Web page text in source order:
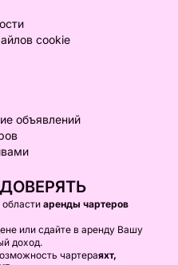
cookie
объявлений
аренды чартеров
или сдайте в аренду Вашу
доход.
чартераяхт,